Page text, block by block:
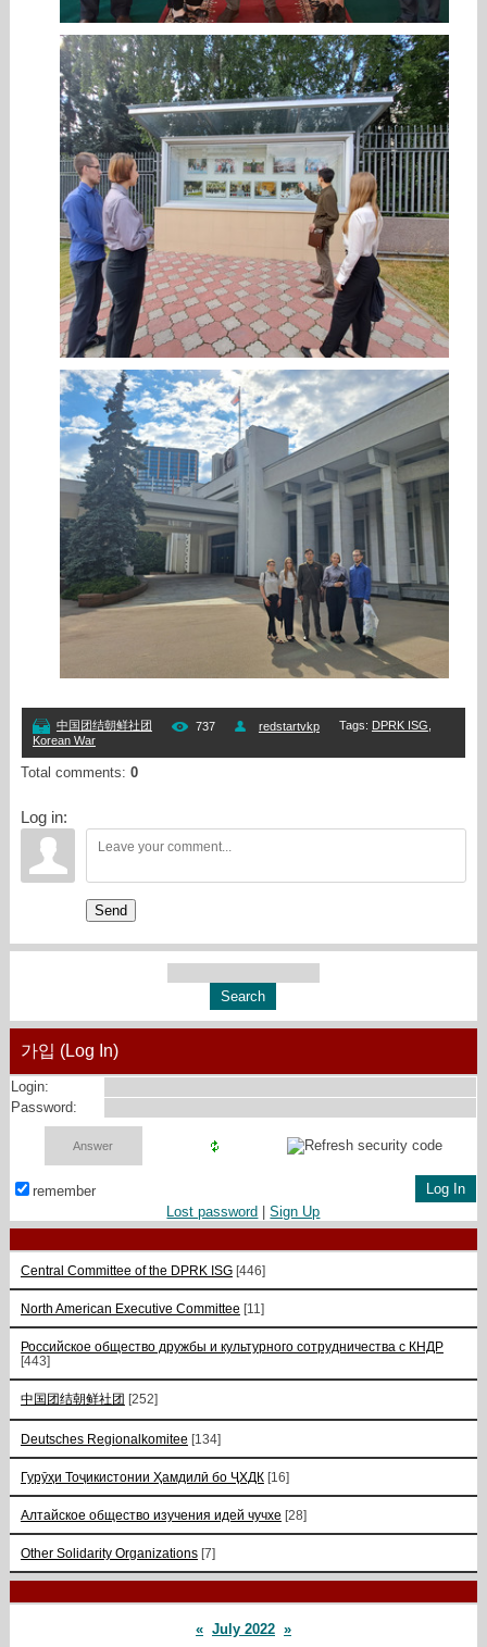
中国团结朝鲜社团 737 redstartvkp Tags: DPRK ISG
Korean War
Total comments: 0
Log in:
Send
가입 (Log In)
Login:
Password:
remember
Lost password |Sign Up
Central Committee of the DPRK ISG [446]
North American Executive Committee [11]
Российское общество дружбы и культурного сотрудничества с КНДР
[443]
中国团结朝鲜社团 [252]
Deutsches Regionalkomitee [134]
Гурӯҳи Тоҷикистонии Ҳамдилӣ бо ҶХДК [16]
Алтайское общество изучения идей чучхе [28]
Other Solidarity Organizations [7]
« July 2022 »